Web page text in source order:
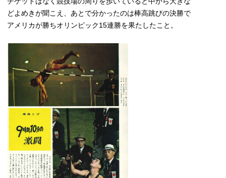
どよめきが聞こえ、あとで分かったのは棒高跳びの決勝で
アメリカが勝ちオリンピック15連勝を果たしたこと。